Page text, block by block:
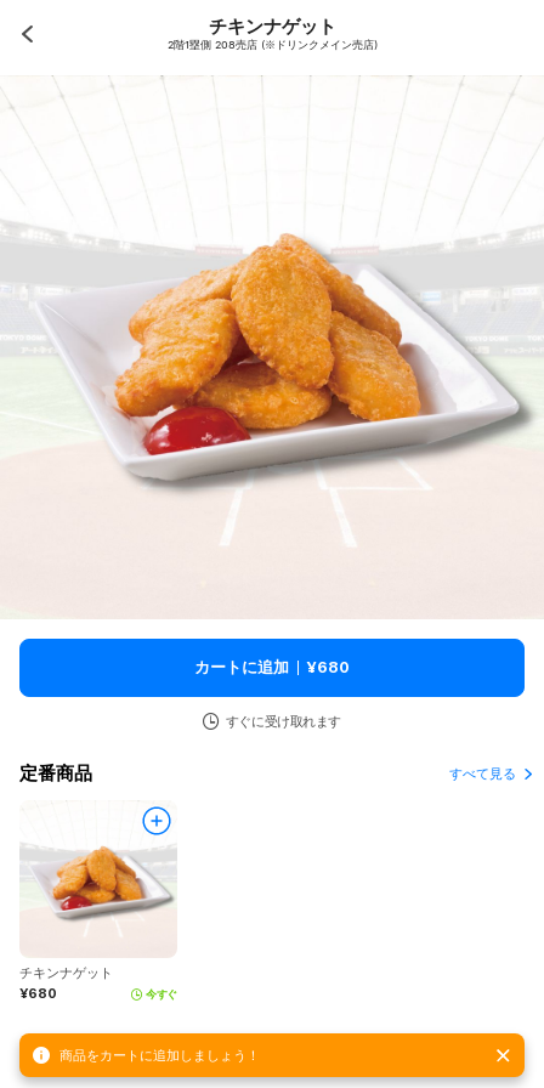
チキンナゲット
2階1塁側 208売店 (※ドリンクメイン売店)
カートに追加 ¥680
すぐに受け取れます
定番商品 すべて見る
チキンナゲット
¥680
今すぐ
商品をカートに追加しましょう！